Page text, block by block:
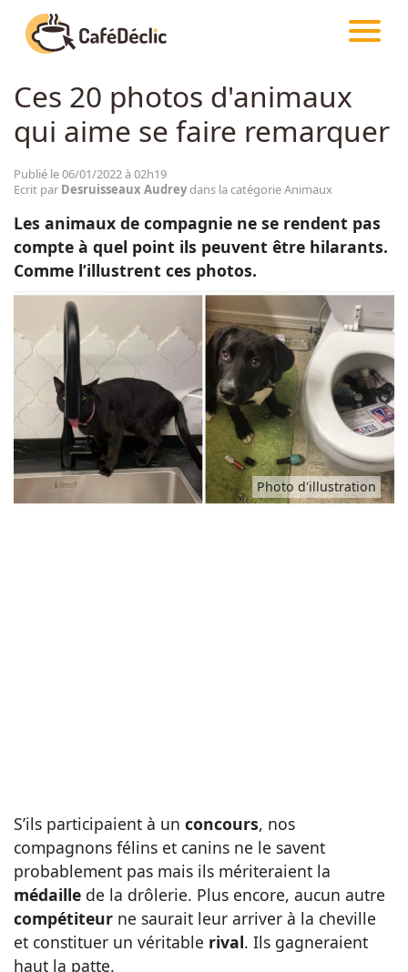
Créativité
Divertissement
Insolite
Emotion
Animaux
Famille
CAFÉDÉCLIC ARTICLES ANIMAUX
Ces 20 photos d'animaux
qui aime se faire remarquer
Publié le 06/01/2022 à 02h19
Ecrit par Desruisseaux Audreydans la catégorie Animaux
Les animaux de compagnie ne se rendent pas
compte à quel point ils peuvent être hilarants.
Comme l’illustrent ces photos.
Photo d'illustration
S’ils participaient à un concours, nos
compagnons félins et canins ne le savent
probablement pas mais ils mériteraient la
médaille de la drôlerie. Plus encore, aucun autre
compétiteur ne saurait leur arriver à la cheville
et constituer un véritable rival. Ils gagneraient
haut la patte.